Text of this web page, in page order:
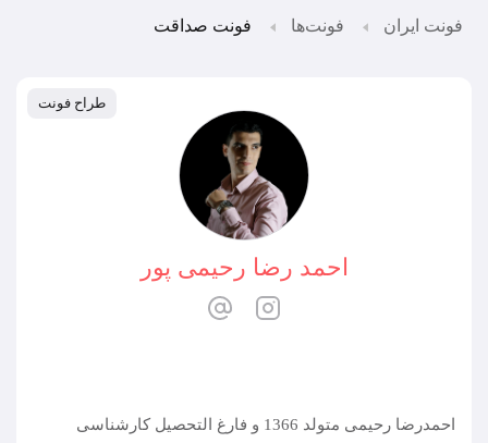
فونت ایران فونت‌ها فونت صداقت
طراح فونت
احمد رضا رحیمی پور
احمدرضا رحیمی متولد 1366 و فارغ التحصیل کارشناسی